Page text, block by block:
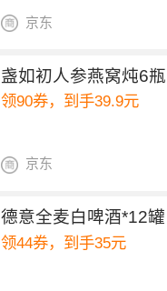
京东
盏如初人参燕窝炖6瓶
领90券，到手39.9元
京东
德意全麦白啤酒*12罐
领44券，到手35元